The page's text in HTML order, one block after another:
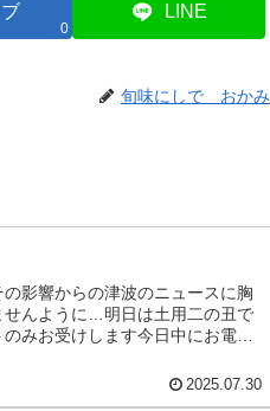
0
LINE
旬味にしで おかみ
影響からの津波のニュースに胸
せんように…明日は土用二の丑で
みお受けします今日中にお電話
2025.07.30